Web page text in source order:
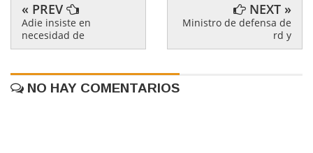
« PREV
Adie insiste en
necesidad de
NEXT »
Ministro de defensa de
rd y
NO HAY COMENTARIOS